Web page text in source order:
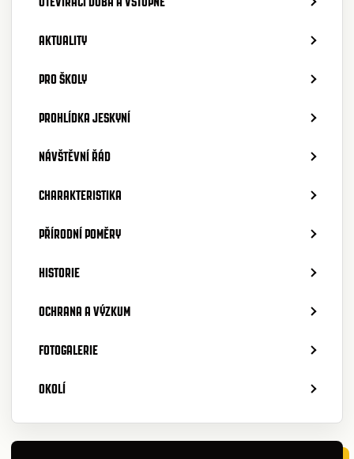
AKTUALITY
PRO ŠKOLY
PROHLÍDKA JESKYNÍ
NÁVŠTĚVNÍ ŘÁD
CHARAKTERISTIKA
PŘÍRODNÍ POMĚRY
HISTORIE
OCHRANA A VÝZKUM
FOTOGALERIE
OKOLÍ